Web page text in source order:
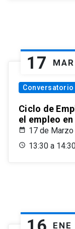
17 MAR
Conversatorio
Ciclo de
el empleo en
17 de
13:30 a
ENE